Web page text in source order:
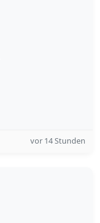
vor 14 Stunden